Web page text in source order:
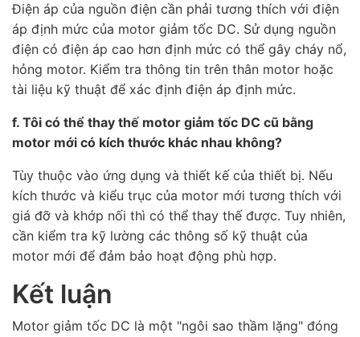
Điện áp của nguồn điện cần phải tương thích với điện
áp định mức của motor giảm tốc DC. Sử dụng nguồn
điện có điện áp cao hơn định mức có thể gây cháy nổ,
hỏng motor. Kiểm tra thông tin trên thân motor hoặc
tài liệu kỹ thuật để xác định điện áp định mức.
f. Tôi có thể thay thế motor giảm tốc DC cũ bằng
motor mới có kích thước khác nhau không?
Tùy thuộc vào ứng dụng và thiết kế của thiết bị. Nếu
kích thước và kiểu trục của motor mới tương thích với
giá đỡ và khớp nối thì có thể thay thế được. Tuy nhiên,
cần kiểm tra kỹ lường các thông số kỹ thuật của
motor mới để đảm bảo hoạt động phù hợp.
Kết luận
Motor giảm tốc DC là một "ngôi sao thầm lặng" đóng